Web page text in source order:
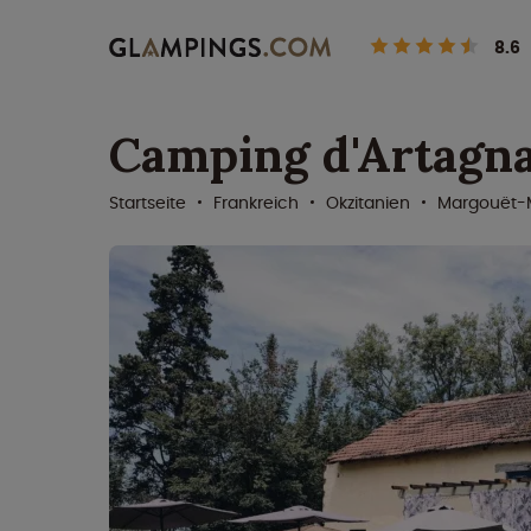
8.6
Camping
Startseite Frankreich Okzitanien